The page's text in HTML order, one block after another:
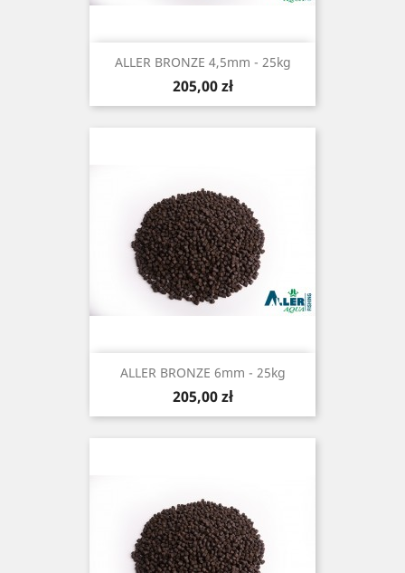
ALLER BRONZE 4,5mm - 25kg
Cena
205,00 zł
ALLER BRONZE 6mm - 25kg
Cena
205,00 zł